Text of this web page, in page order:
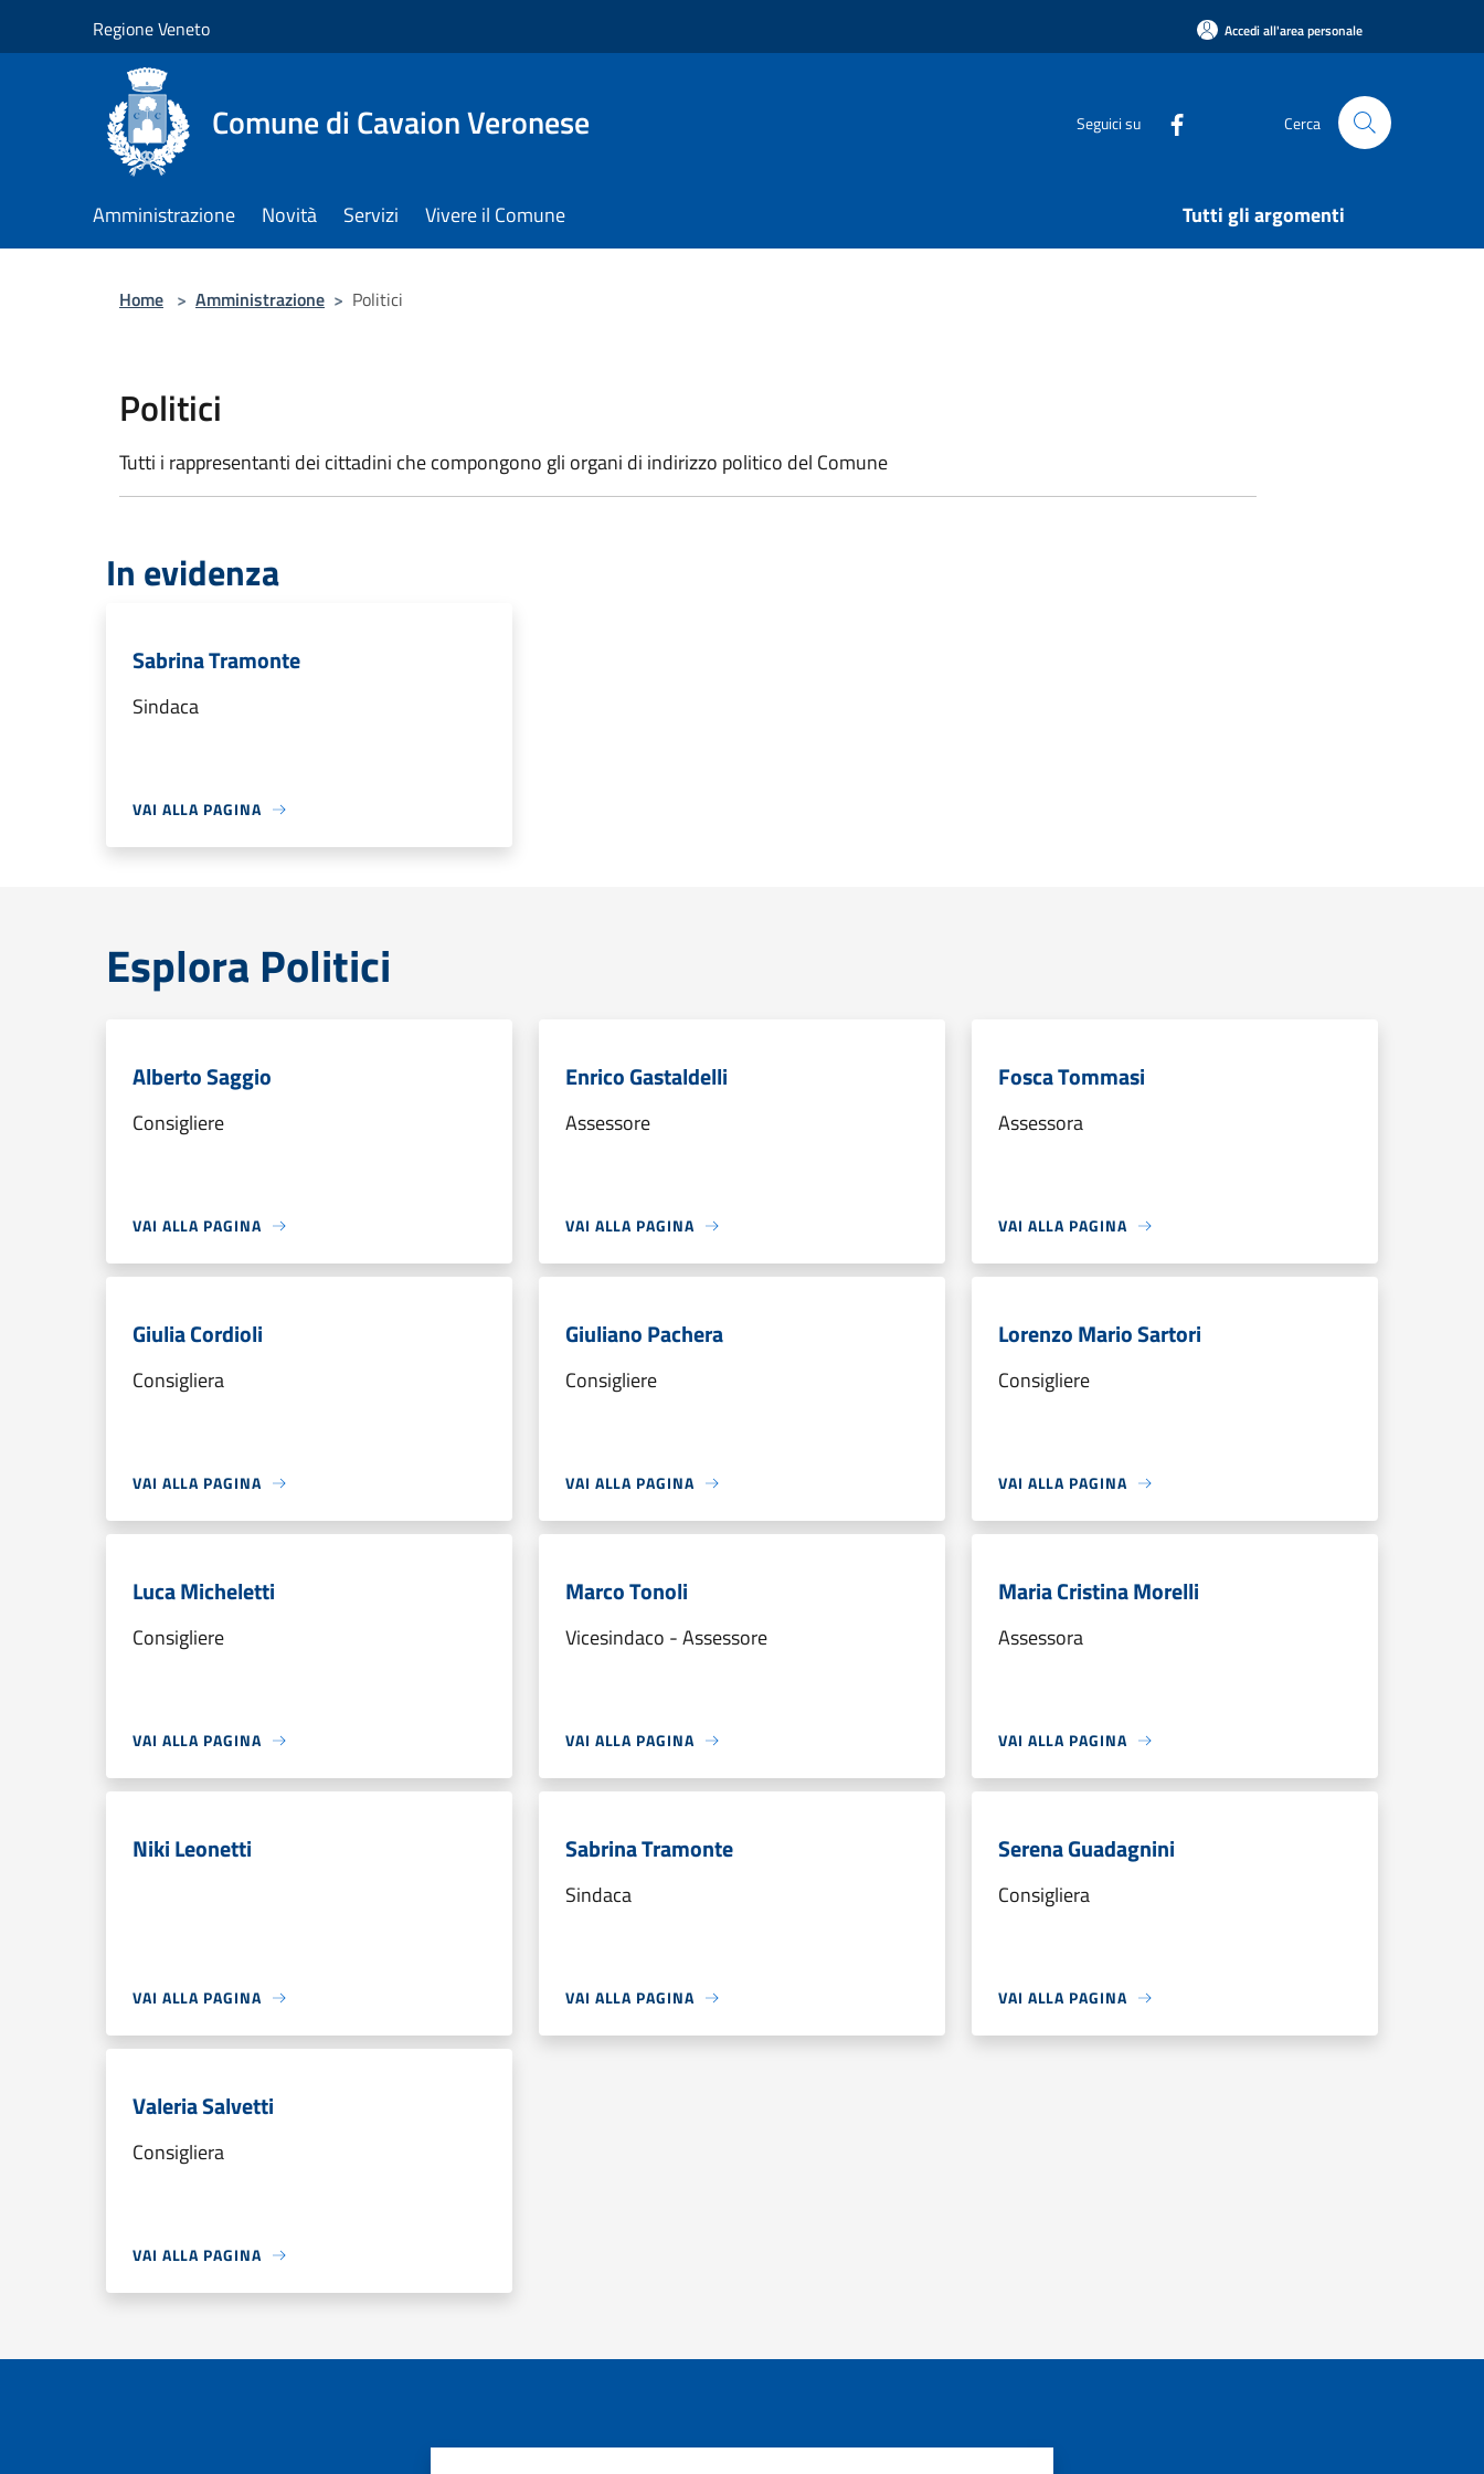
Regione Veneto Accedi all'area personale
Comune di Cavaion Veronese Seguici su Cerca
Amministrazione Novità Servizi Vivere il Comune Tutti gli argomenti
Home > Amministrazione > Politici
Politici
Tutti i rappresentanti dei cittadini che compongono gli organi di indirizzo politico del Comune
In evidenza
Sabrina Tramonte
Sindaca
VAI ALLA PAGINA
Esplora Politici
Alberto Saggio
Consigliere
VAI ALLA PAGINA
Enrico Gastaldelli
Assessore
VAI ALLA PAGINA
Fosca Tommasi
Assessora
VAI ALLA PAGINA
Giulia Cordioli
Consigliera
VAI ALLA PAGINA
Giuliano Pachera
Consigliere
VAI ALLA PAGINA
Lorenzo Mario Sartori
Consigliere
VAI ALLA PAGINA
Luca Micheletti
Consigliere
VAI ALLA PAGINA
Marco Tonoli
Vicesindaco - Assessore
VAI ALLA PAGINA
Maria Cristina Morelli
Assessora
VAI ALLA PAGINA
Niki Leonetti
VAI ALLA PAGINA
Sabrina Tramonte
Sindaca
VAI ALLA PAGINA
Serena Guadagnini
Consigliera
VAI ALLA PAGINA
Valeria Salvetti
Consigliera
VAI ALLA PAGINA